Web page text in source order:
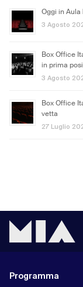
Oggi in Aula
3 Agosto
Box Office
in prima
3 Agosto
Box Office
vetta
27 Luglio
Programma